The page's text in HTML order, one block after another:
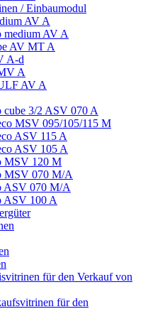
/ Einbaumodul
AV A
medium AV A
AV MT A
A-d
A
AV A
cube 3/2 ASV 070 A
MSV 095/105/115 M
ASV 115 A
ASV 105 A
MSV 120 M
MSV 070 M/A
ASV 070 M/A
ASV 100 A
für den Verkauf von
für den